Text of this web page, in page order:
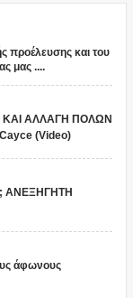
προέλευσης και του
μας ....
ΚΑΙ ΑΛΛΑΓΗ ΠΟΛΩΝ
(Video)
ΑΝΕΞΗΓΗΤΗ
άφωνους